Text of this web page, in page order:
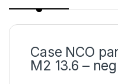
Case NCO
M2 13.6 –